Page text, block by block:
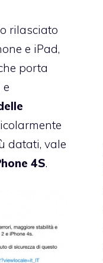
rilasciato
e iPad,
porta
datati, vale
4S.